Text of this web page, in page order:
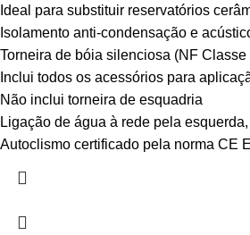
Ideal para substituir reservatórios
Isolamento anti-condensação e
Torneira de bóia silenciosa (NF Classe
Inclui todos os acessórios para
Não inclui torneira de esquadria
Ligação de água à rede pela
Autoclismo certificado pela norma CE